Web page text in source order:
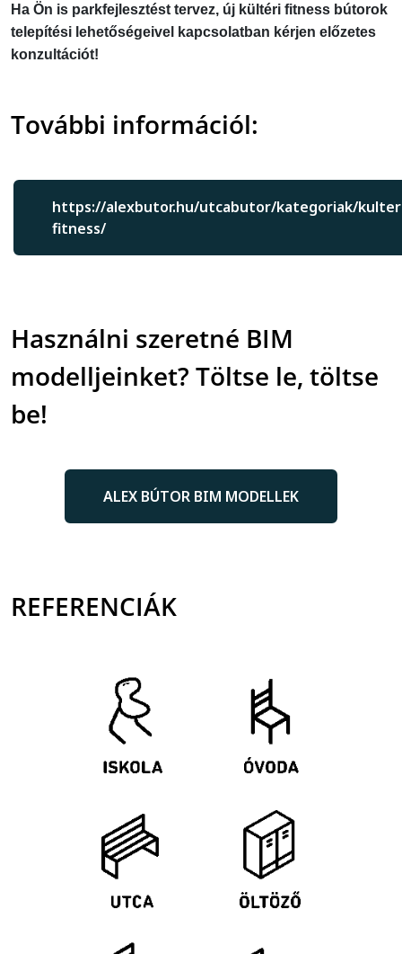
Ha Ön is parkfejlesztést tervez, új kültéri fitness bútorok
telepítési lehetőségeivel kapcsolatban kérjen előzetes
konzultációt!
További információl:
https://alexbutor.hu/utcabutor/kategoriak/
fitness/
Használni szeretné BIM
modelljeinket? Töltse le, töltse
be!
ALEX BÚTOR BIM MODELLEK
REFERENCIÁK